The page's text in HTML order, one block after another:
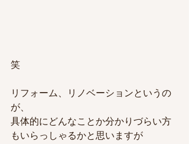
笑
リフォーム、リノベーションというの
が、
具体的にどんなことか分かりづらい方
もいらっしゃるかと思いますが